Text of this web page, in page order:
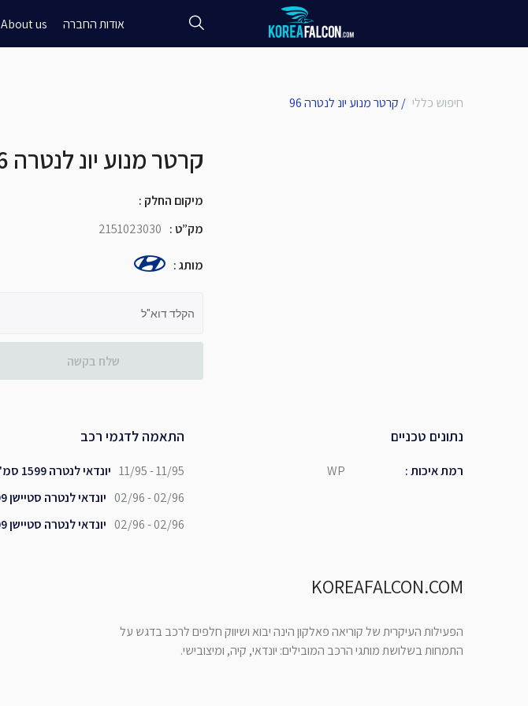
About us אודות החברה
קרטר מנוע יונ לנטרה 96 / חיפוש כללי
קרטר מנוע יונ לנטרה 96
: מיקום החלק
2151023030 :מק”ט
:מותג
הקלד דוא"ל
שלח בקשה
התאמה לדגמי רכב
יונדאי לנטרה 1599 סמ"ק ,114 כ"ס ,בנזין 11/95 - 11/95
יונדאי לנטרה סטיישן 1599 סמ"ק, 114 כ"ס ,בנזין ,סטיישן 02/96 - 02/96
יונדאי לנטרה סטיישן 1599 סמ"ק ,90 כ"ס 02/96 - 02/96
נתונים טכניים
WP :רמת איכות
KOREAFALCON.COM
הפעילות העיקרית של קוריאה פאלקון הינה יבוא ושיווק חלפים לרכב בדגש על
התמחות בשלושת מותגי הרכב המובילים: יונדאי, קיה, ומיצובישי.